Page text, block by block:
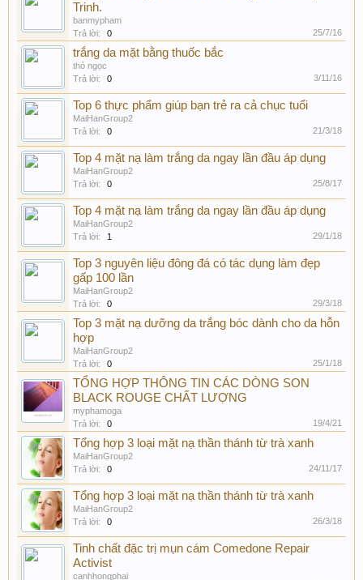
Trinh.
banmypham
Trả lời:
0 25/7/16
trắng da mặt bằng thuốc bắc
thỏ ngọc
Trả lời:
0 3/11/16
Top 6 thực phẩm giúp bạn trẻ ra cả chục tuổi
MaiHanGroup2
Trả lời:
0 21/3/18
Top 4 mặt nạ làm trắng da ngay lần đầu áp dụng
MaiHanGroup2
Trả lời:
0 25/8/17
Top 4 mặt nạ làm trắng da ngay lần đầu áp dụng
MaiHanGroup2
Trả lời:
1 29/1/18
Top 3 nguyên liệu đông đá có tác dụng làm đẹp
gấp 100 lần
MaiHanGroup2
Trả lời:
0 29/3/18
Top 3 mặt nạ dưỡng da trắng bóc dành cho da hỗn
hợp
MaiHanGroup2
Trả lời:
0 25/1/18
TỔNG HỢP THÔNG TIN CÁC DÒNG SON
BLACK ROUGE CHẤT LƯỢNG
myphamoga
Trả lời:
0 19/4/21
Tổng hợp 3 loại mặt nạ thần thánh từ trà xanh
MaiHanGroup2
Trả lời:
0 24/11/17
Tổng hợp 3 loại mặt nạ thần thánh từ trà xanh
MaiHanGroup2
Trả lời:
0 26/3/18
Tinh chất đặc trị mụn cám Comedone Repair
Activist
canhhongphai